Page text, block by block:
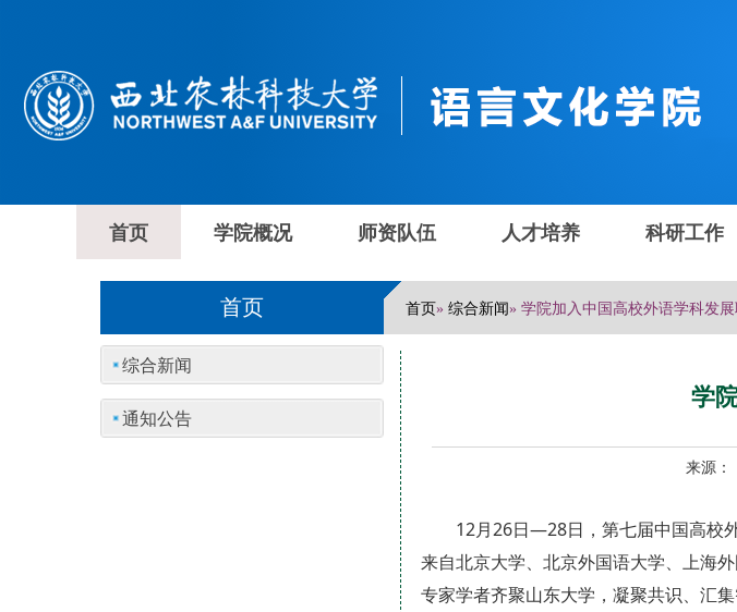
首页 学院概况 师资队伍 人才培养 科研工作
首页 首页» 综合新闻» 学院加入中国高校外语学科发展
综合新闻
通知公告
学
来源
12月26日—28日，第七届中国高校
来自北京大学、北京外国语大学、上海
专家学者齐聚山东大学，凝聚共识、汇